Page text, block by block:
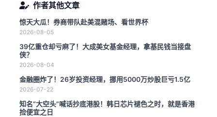
作者其他文章
惊天大瓜！券商带队赴美混赌场、看世界杯
2026-08-05
39亿重仓却亏麻了！大成美女基金经理，拿基民钱当接盘
侠？
2026-08-04
金融圈炸了！26岁投资经理，挪用5000万炒股巨亏1.5亿
2026-07-22
知名“大空头”喊话抄底港股！韩日芯片褪色之时，就是香港
捡便宜之日